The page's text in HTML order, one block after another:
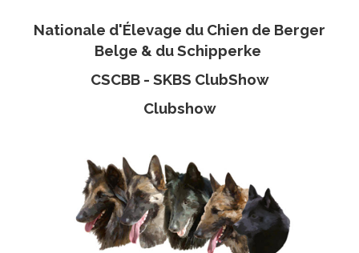
Nationale d'Élevage du Chien de Berger
Belge & du Schipperke
CSCBB - SKBS ClubShow
Clubshow